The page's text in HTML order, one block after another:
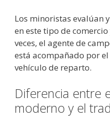
Los minoristas evalúan
en este tipo de
veces, el agente de
está acompañado por
vehículo de reparto.
Diferencia entre
moderno y el